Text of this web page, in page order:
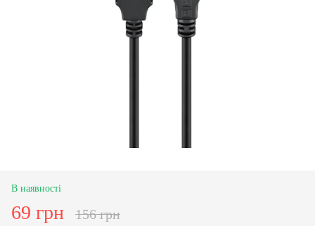
В наявності
69 грн 156 грн